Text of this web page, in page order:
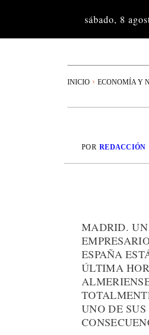
sábado, 8
INICIO ECONOMÍA Y
POR REDACCIÓN
MADRID. UN
ESPAÑA
ÚLTIMA
UNO DE